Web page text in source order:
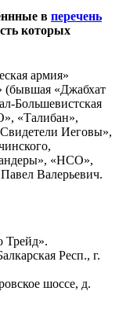
в перечень
которых
армия»
«Джабхат
Большевистская
«Талибан»,
Иеговы»,
«НСО»,
Валерьевич.
Трейд».
Респ., г.
шоссе, д.